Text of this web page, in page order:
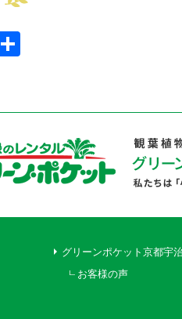
Facebook
グリーンポケット京都宇
お客様の声